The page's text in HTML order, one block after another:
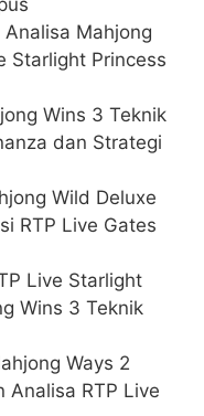
Mahjong
Starlight Princess
Wins 3 Teknik
dan Strategi
Wild Deluxe
RTP Live Gates
Live Starlight
Wins 3 Teknik
Ways 2
Analisa RTP Live